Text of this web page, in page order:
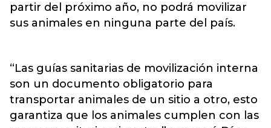
partir del próximo año, no podrá movilizar
sus animales en ninguna parte del país.
“Las guías sanitarias de movilización interna
son un documento obligatorio para
transportar animales de un sitio a otro, esto
garantiza que los animales cumplen con las